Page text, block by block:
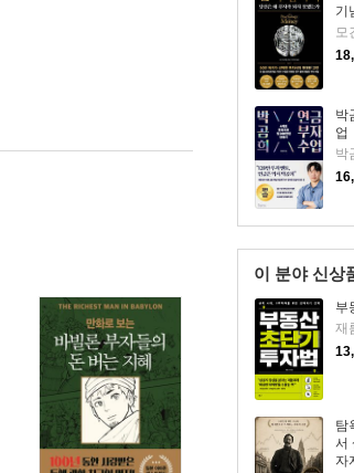
기
박
업
박
이 분야 신상
부
재
탐
서
자